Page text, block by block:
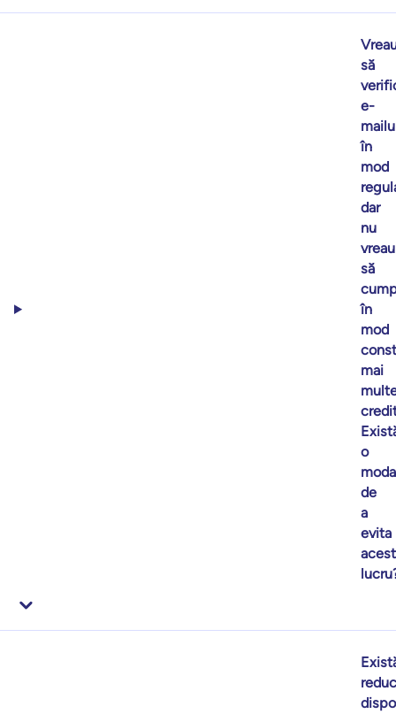
să
e-
în
mod
dar
nu
vreau
să
în
mod
mai
o
de
a
evita
acest